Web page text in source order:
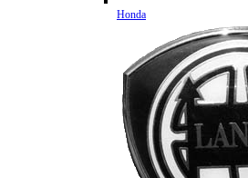
Honda